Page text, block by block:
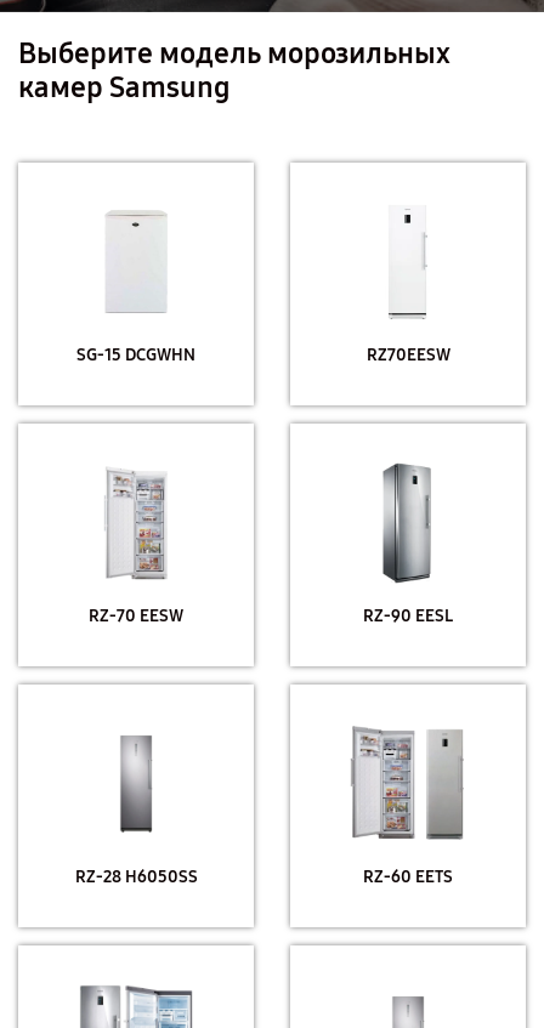
Выберите модель морозильных
камер Samsung
SG-15 DCGWHN RZ70EESW
RZ-70 EESW RZ-90 EESL
RZ-28 H6050SS RZ-60 EETS